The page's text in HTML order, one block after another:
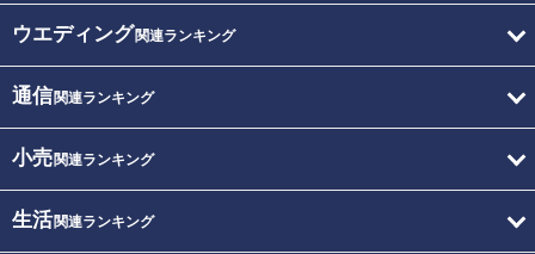
ウエディング関連ランキング
通信関連ランキング
小売関連ランキング
生活関連ランキング